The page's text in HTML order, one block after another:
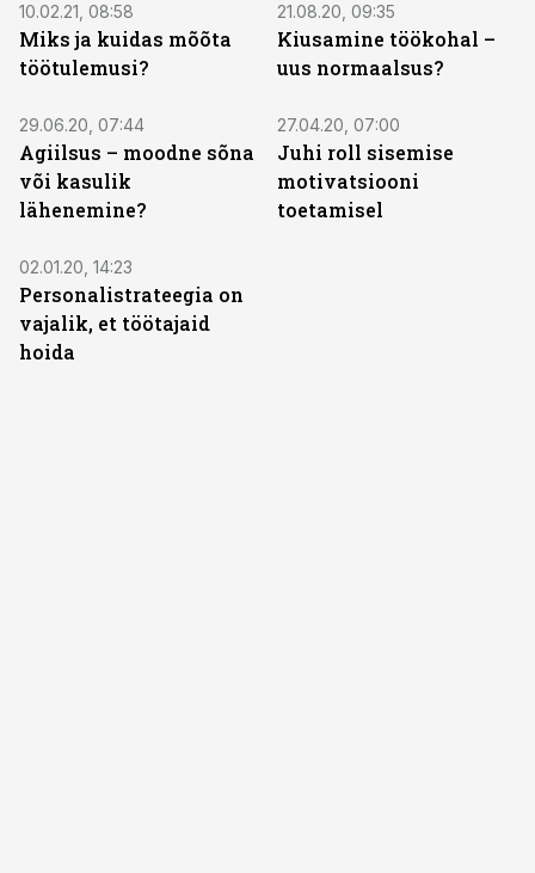
10.02.21, 08:58
Miks ja kuidas mõõta
töötulemusi?
21.08.20, 09:35
Kiusamine töökohal –
uus normaalsus?
29.06.20, 07:44
Agiilsus – moodne sõna
või kasulik
lähenemine?
27.04.20, 07:00
Juhi roll sisemise
motivatsiooni
toetamisel
02.01.20, 14:23
Personalistrateegia on
vajalik, et töötajaid
hoida